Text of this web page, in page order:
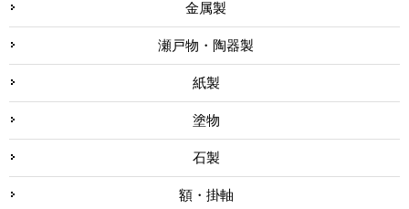
金属製
瀬戸物・陶器製
紙製
塗物
石製
額・掛軸